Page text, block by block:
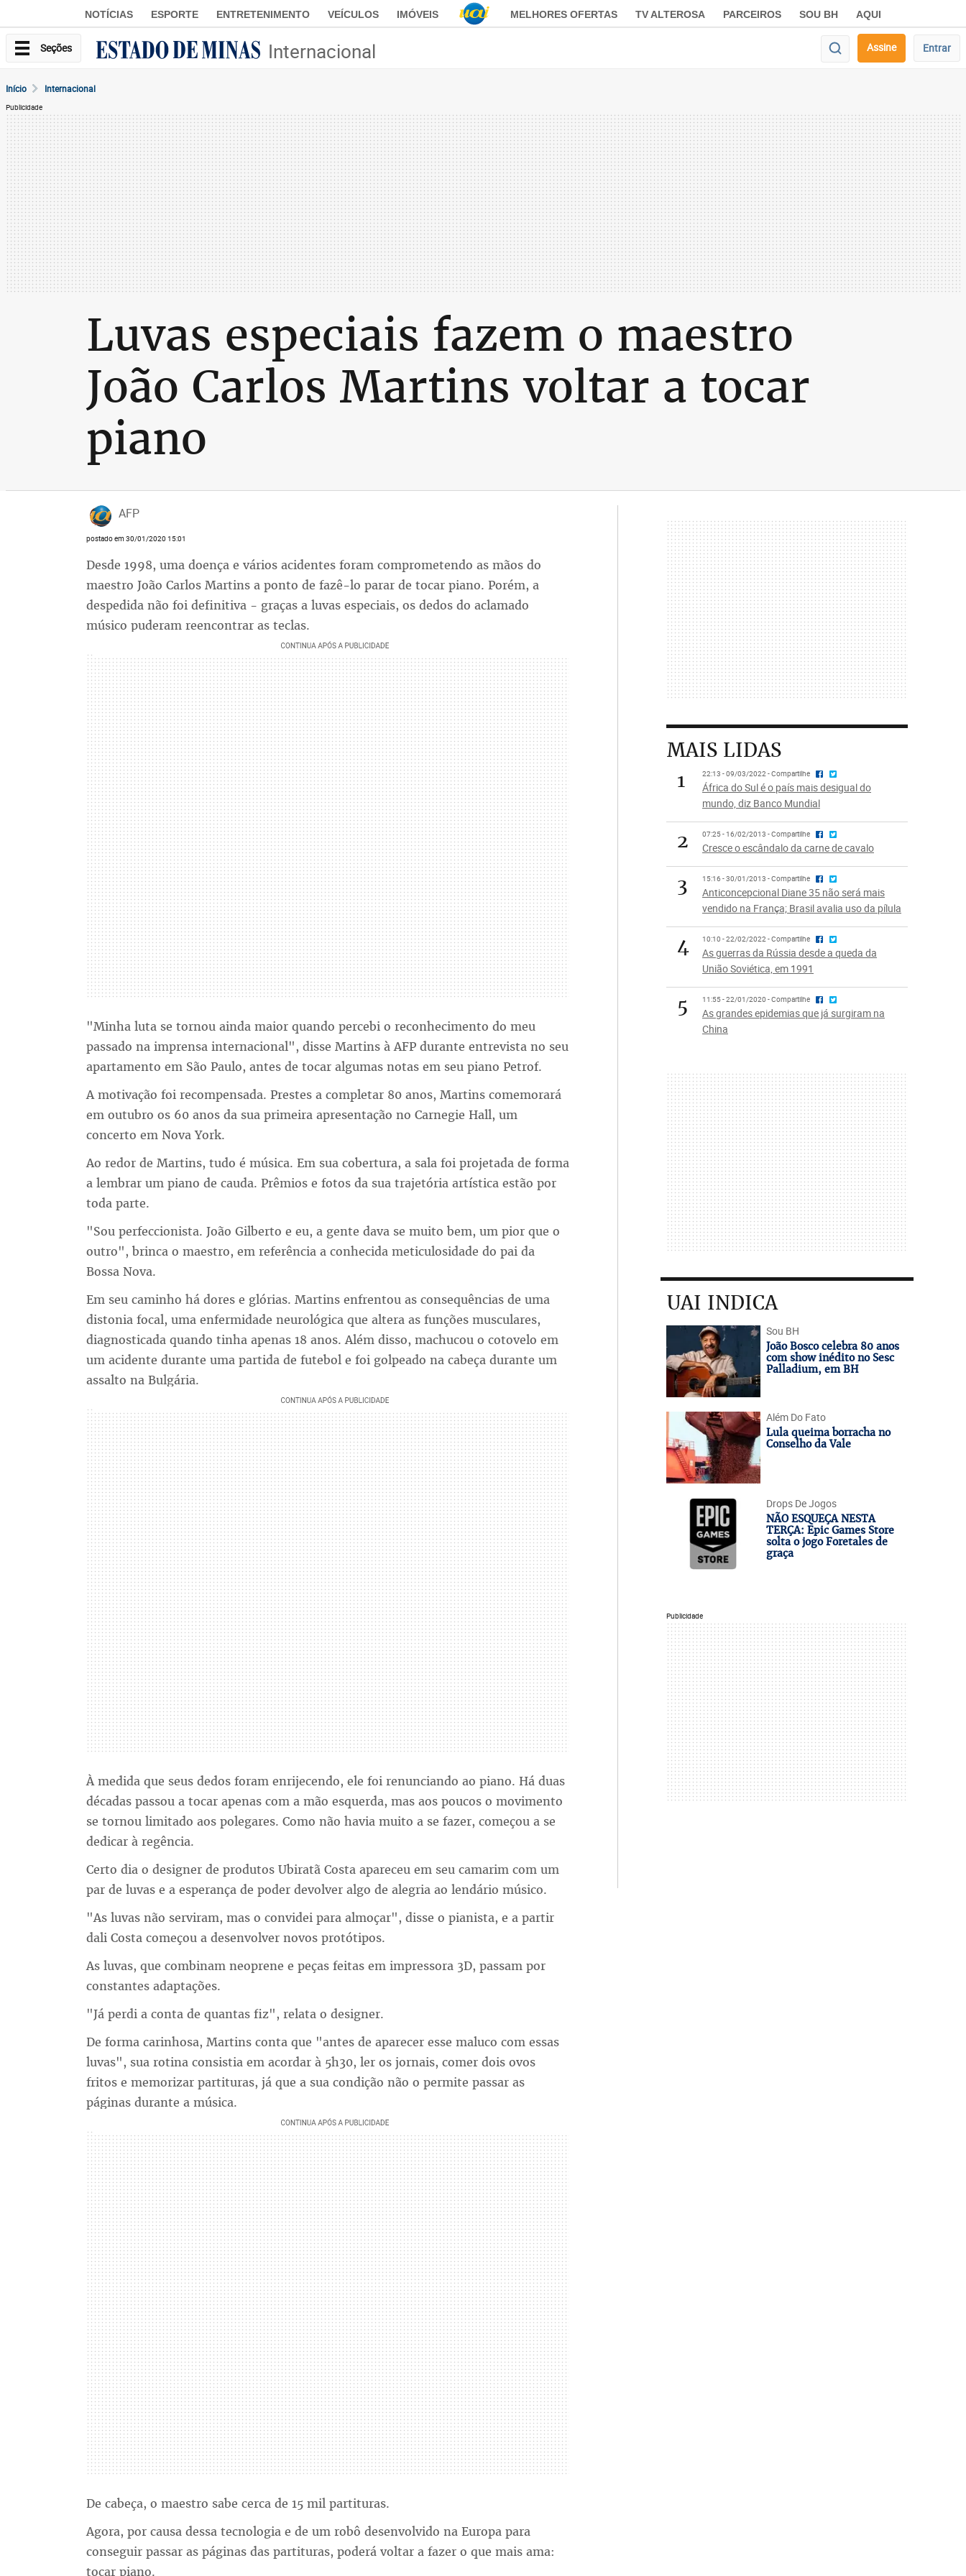
NOTÍCIAS ESPORTE ENTRETENIMENTO VEÍCULOS IMÓVEIS MELHORES OFERTAS TV ALTEROSA PARCEIROS SOU BH AQUI
Seções Internacional Assine Entrar
Início Internacional
Publicidade
Luvas especiais fazem o maestro
João Carlos Martins voltar a tocar
piano
AFP
postado em 30/01/2020 15:01
Desde 1998, uma doença e vários acidentes foram comprometendo as mãos do
maestro João Carlos Martins a ponto de fazê-lo parar de tocar piano. Porém, a
despedida não foi definitiva - graças a luvas especiais, os dedos do aclamado
músico puderam reencontrar as teclas.
"Minha luta se tornou ainda maior quando percebi o reconhecimento do meu
passado na imprensa internacional", disse Martins à AFP durante entrevista no seu
apartamento em São Paulo, antes de tocar algumas notas em seu piano Petrof.
A motivação foi recompensada. Prestes a completar 80 anos, Martins comemorará
em outubro os 60 anos da sua primeira apresentação no Carnegie Hall, um
concerto em Nova York.
Ao redor de Martins, tudo é música. Em sua cobertura, a sala foi projetada de forma
a lembrar um piano de cauda. Prêmios e fotos da sua trajetória artística estão por
toda parte.
"Sou perfeccionista. João Gilberto e eu, a gente dava se muito bem, um pior que o
outro", brinca o maestro, em referência a conhecida meticulosidade do pai da
Bossa Nova.
Em seu caminho há dores e glórias. Martins enfrentou as consequências de uma
distonia focal, uma enfermidade neurológica que altera as funções musculares,
diagnosticada quando tinha apenas 18 anos. Além disso, machucou o cotovelo em
um acidente durante uma partida de futebol e foi golpeado na cabeça durante um
assalto na Bulgária.
À medida que seus dedos foram enrijecendo, ele foi renunciando ao piano. Há duas
décadas passou a tocar apenas com a mão esquerda, mas aos poucos o movimento
se tornou limitado aos polegares. Como não havia muito a se fazer, começou a se
dedicar à regência.
Certo dia o designer de produtos Ubiratã Costa apareceu em seu camarim com um
par de luvas e a esperança de poder devolver algo de alegria ao lendário músico.
"As luvas não serviram, mas o convidei para almoçar", disse o pianista, e a partir
dali Costa começou a desenvolver novos protótipos.
As luvas, que combinam neoprene e peças feitas em impressora 3D, passam por
constantes adaptações.
"Já perdi a conta de quantas fiz", relata o designer.
De forma carinhosa, Martins conta que "antes de aparecer esse maluco com essas
luvas", sua rotina consistia em acordar à 5h30, ler os jornais, comer dois ovos
fritos e memorizar partituras, já que a sua condição não o permite passar as
páginas durante a música.
De cabeça, o maestro sabe cerca de 15 mil partituras.
Agora, por causa dessa tecnologia e de um robô desenvolvido na Europa para
conseguir passar as páginas das partituras, poderá voltar a fazer o que mais ama:
tocar piano.
MAIS LIDAS
1
22:13 - 09/03/2022 - Compartilhe
África do Sul é o país mais desigual do
mundo, diz Banco Mundial
2 07:25 - 16/02/2013 - Compartilhe
Cresce o escândalo da carne de cavalo
3 15:16 - 30/01/2013 - Compartilhe
Anticoncepcional Diane 35 não será mais
vendido na França; Brasil avalia uso da pílula
4 10:10 - 22/02/2022 - Compartilhe
As guerras da Rússia desde a queda da
União Soviética, em 1991
5 11:55 - 22/01/2020 - Compartilhe
As grandes epidemias que já surgiram na
China
UAI INDICA
Sou BH
João Bosco celebra 80 anos
com show inédito no Sesc
Palladium, em BH
Além Do Fato
Lula queima borracha no
Conselho da Vale
Drops De Jogos
NÃO ESQUEÇA NESTA
TERÇA: Epic Games Store
solta o jogo Foretales de
graça
Publicidade